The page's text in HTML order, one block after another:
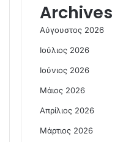
Archives
Αύγουστος 2026
Ιούλιος 2026
Ιούνιος 2026
Μάιος 2026
Απρίλιος 2026
Μάρτιος 2026